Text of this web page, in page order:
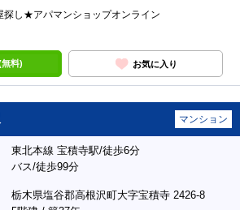
探し★アパマンショップオンライン
料) お気に入り
マンション
東北本線 宝積寺駅/徒歩6分
バス/徒歩99分
栃木県塩谷郡高根沢町大字宝積寺 2426-8